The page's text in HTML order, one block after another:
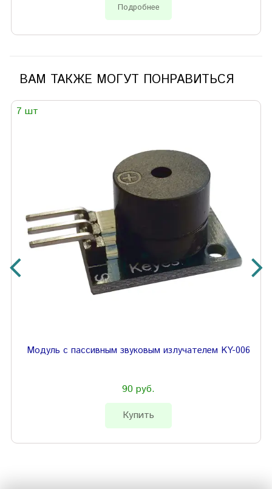
Подробнее
ВАМ ТАКЖЕ МОГУТ ПОНРАВИТЬСЯ
7 шт
Модуль с пассивным звуковым излучателем KY-006
90 руб.
Купить